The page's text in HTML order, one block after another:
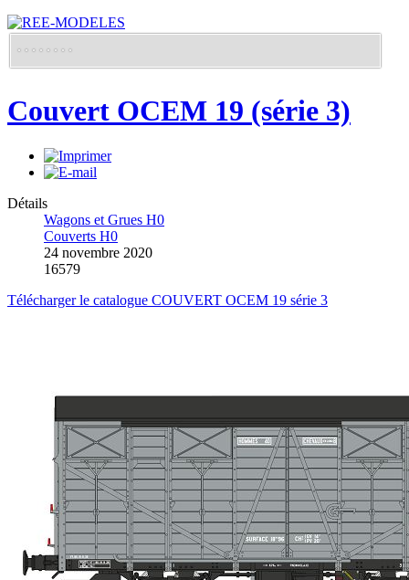
Couvert OCEM 19 (série 3)
Détails
Wagons et Grues H0
Couverts H0
24 novembre 2020
16579
Télécharger le catalogue COUVERT OCEM 19 série 3